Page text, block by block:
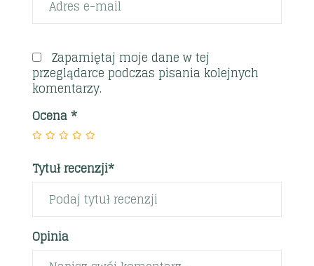
Zapamiętaj moje dane w tej
przeglądarce podczas pisania kolejnych
komentarzy.
Ocena*
Tytuł recenzji*
Opinia